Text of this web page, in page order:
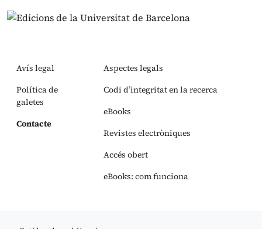
Avís legal
Política de
galetes
Contacte
Aspectes legals
Codi d’integritat en la recerca
eBooks
Revistes electròniques
Accés obert
eBooks: com funciona